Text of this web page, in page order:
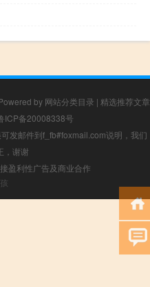
by 网站分类目录 | 精选推荐文章
ICP备20008338号
发邮件到f_fb#foxmail.com说明，我们
，谢谢
盈利性广告及商业合作